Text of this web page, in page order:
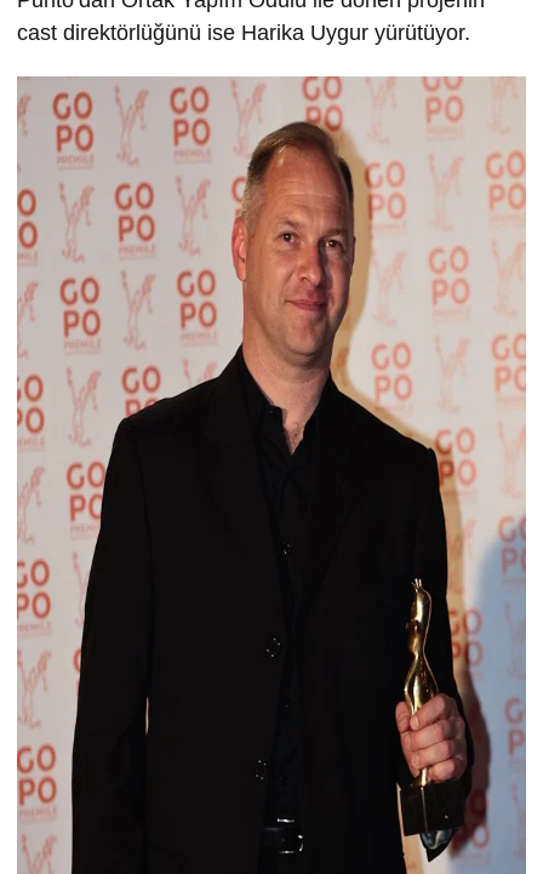
cast direktörlüğünü ise Harika Uygur yürütüyor.